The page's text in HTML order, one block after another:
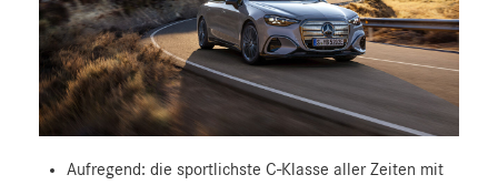
Aufregend: die sportlichste C‑Klasse aller Zeiten mit